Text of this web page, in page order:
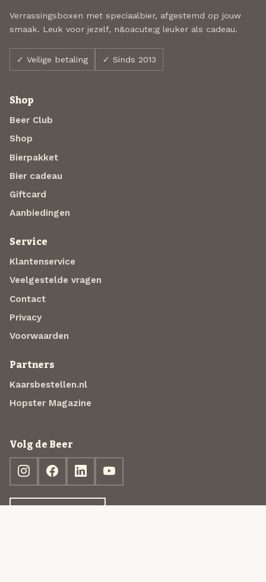
Verrassingsboxen met speciaalbier, afgestemd op jouw
smaak. Leuk voor jezelf, n&oacute;g leuker als cadeau.
✓ Veilige betaling ✓ Sinds 2013
Shop
Beer Club
Shop
Bierpakket
Bier cadeau
Giftcard
Aanbiedingen
Service
Klantenservice
Veelgestelde vragen
Contact
Privacy
Voorwaarden
Partners
Kaarsbestellen.nl
Hopster Magazine
Volg de Beer